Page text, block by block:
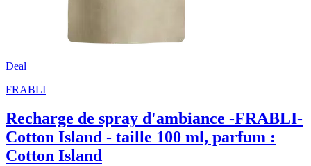
Deal
FRABLI
Recharge de spray d'ambiance -FRABLI-
Cotton Island - taille 100 ml, parfum :
Cotton Island